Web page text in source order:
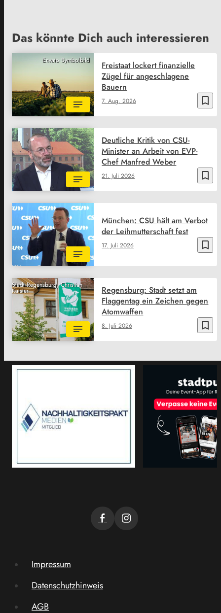
Das könnte Dich auch interessieren
Envato Symbolbild
bookmark_border
7. Aug. 2026
Freistaat lockert finanzielle
Zügel für angeschlagene
Bauern
bookmark_border
21. Juli 2026
Deutliche Kritik von CSU-
Minister an Arbeit von EVP-
Chef Manfred Weber
bookmark_border
17. Juli 2026
München: CSU hält am Verbot
der Leihmutterschaft fest
Stadt Regensburg, Christian
Kaister
bookmark_border
8. Juli 2026
Regensburg: Stadt setzt am
Flaggentag ein Zeichen gegen
Atomwaffen
Impressum
Datenschutzhinweis
AGB